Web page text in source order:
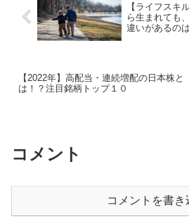
【ライフスキ
ら生まれても
違いがあるの
【2022年】高配当・連続増配の日本株と
は！？注目銘柄トップ１０
コメント
コメントを書き